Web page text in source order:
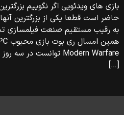
بازی های ویدئویی اگر نگوییم
حاضر است قطعا یکی از بزرگترین
به رقیب مستقیم صنعت فیلمسازی
[…]